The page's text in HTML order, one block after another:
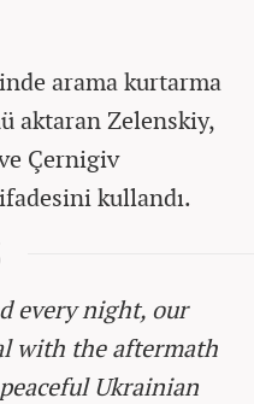
arama kurtarma
aktaran Zelenskiy,
Çernigiv
kullandı.
every night, our
with the aftermath
Ukrainian